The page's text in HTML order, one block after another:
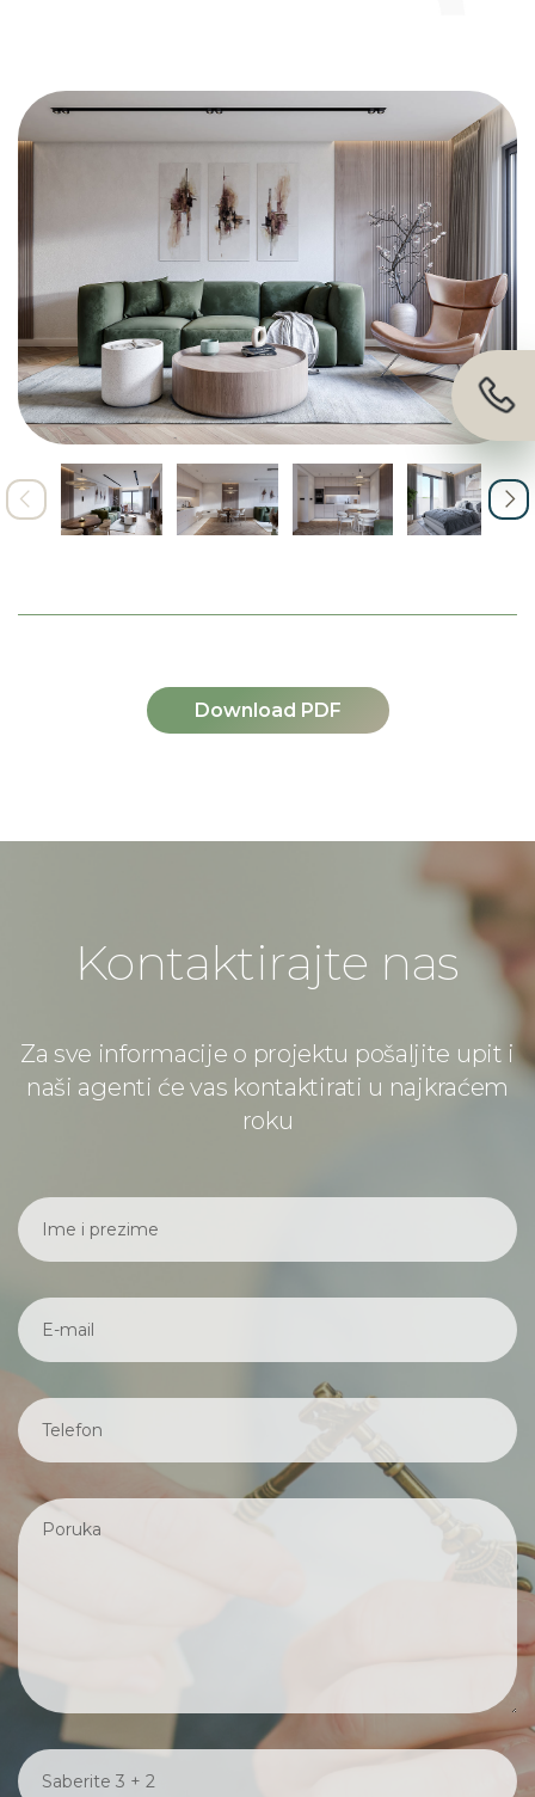
Download PDF
Kontaktirajte nas
Za sve informacije o projektu pošaljite upit i
naši agenti će vas kontaktirati u najkraćem
roku